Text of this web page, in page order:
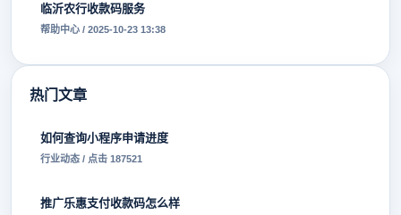
临沂农行收款码服务
帮助中心 / 2025-10-23 13:38
热门文章
如何查询小程序申请进度
行业动态 / 点击 187521
推广乐惠支付收款码怎么样